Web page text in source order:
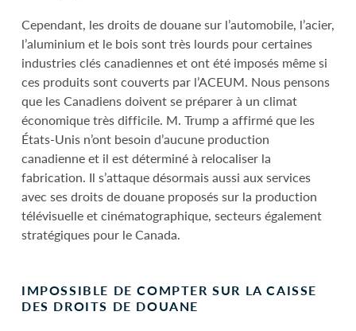
Cependant, les droits de douane sur l’automobile, l’acier,
l’aluminium et le bois sont très lourds pour certaines
industries clés canadiennes et ont été imposés même si
ces produits sont couverts par l’ACEUM. Nous pensons
que les Canadiens doivent se préparer à un climat
économique très difficile. M. Trump a affirmé que les
États-Unis n’ont besoin d’aucune production
canadienne et il est déterminé à relocaliser la
fabrication. Il s’attaque désormais aussi aux services
avec ses droits de douane proposés sur la production
télévisuelle et cinématographique, secteurs également
stratégiques pour le Canada.
IMPOSSIBLE DE COMPTER SUR LA CAISSE
DES DROITS DE DOUANE